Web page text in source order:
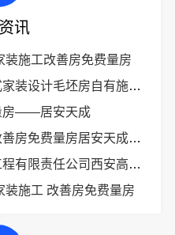
讯
装施工改善房免费量房
设计毛坯房自有施工队
房——居安天成
天成（西安）建筑工程有限责任公司
高新区专业家装设计刚需房售后完善
装施工 改善房免费量房